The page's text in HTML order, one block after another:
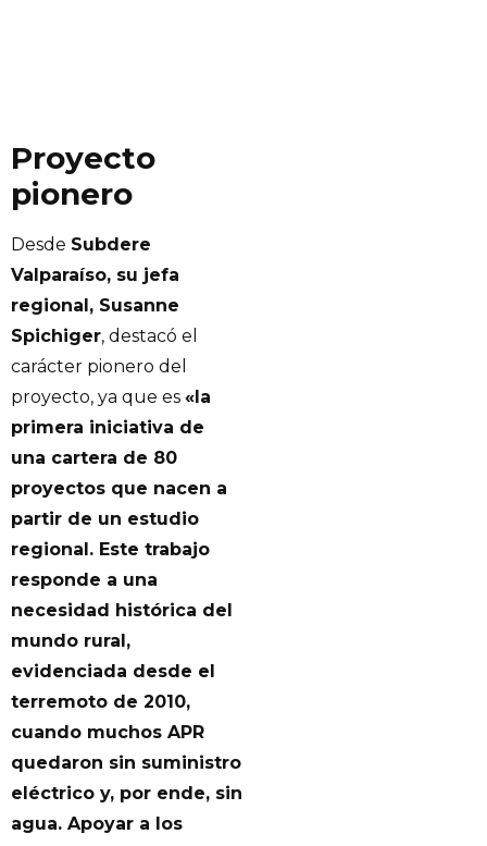
Proyecto
pionero
Desde Subdere
Valparaíso, su jefa
regional, Susanne
Spichiger, destacó el
carácter pionero del
proyecto, ya que es «la
primera iniciativa de
una cartera de 80
proyectos que nacen a
partir de un estudio
regional. Este trabajo
responde a una
necesidad histórica del
mundo rural,
evidenciada desde el
terremoto de 2010,
cuando muchos APR
quedaron sin suministro
eléctrico y, por ende, sin
agua. Apoyar a los